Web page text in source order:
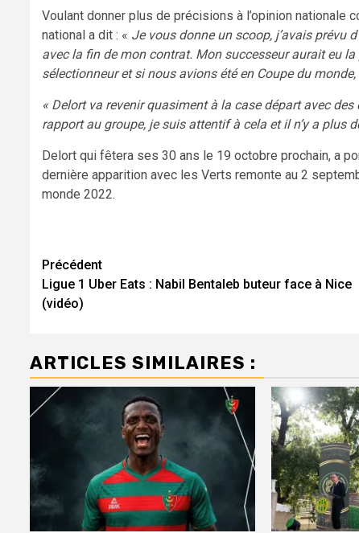
Voulant donner plus de précisions à l’opinion nationale
national a dit : « Je vous donne un scoop, j’avais prévu
avec la fin de mon contrat. Mon successeur aurait eu
sélectionneur et si nous avions été en Coupe du
« Delort va revenir quasiment à la case départ avec
rapport au groupe, je suis attentif à cela et il n’y a plus
Delort qui fêtera ses 30 ans le 19 octobre prochain, a
dernière apparition avec les Verts remonte au 2
monde 2022.
Navigation
d’article
Précédent
Ligue 1 Uber Eats : Nabil Bentaleb buteur face à Nice
(vidéo)
ARTICLES SIMILAIRES :